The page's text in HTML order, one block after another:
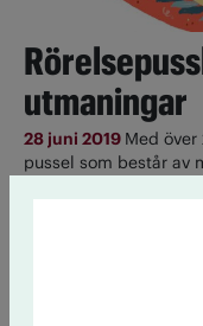
utmaningar
28 juni 2019 Med
pussel som består av
Rörelsepusslet: